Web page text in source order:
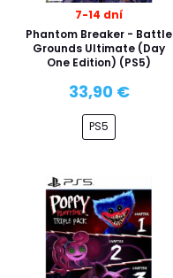
7-14 dní
Phantom Breaker - Battle
Grounds Ultimate (Day
One Edition) (PS5)
33,90 €
PS5